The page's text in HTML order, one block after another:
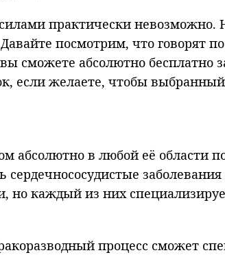
практически невозможно.
посмотрим, что говорят
сможете абсолютно бесплатно
если желаете, чтобы
абсолютно в любой её области
но каждый из них
процесс сможет